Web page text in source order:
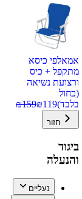
אמאלפי כיסא
מתקפל + כיס
ורצועת נשיאה
(כחול
בלבד)
₪119
₪159
חזור
ביגוד
והנעלה
נעליים